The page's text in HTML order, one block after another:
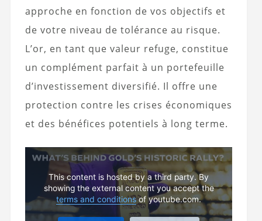
approche en fonction de vos objectifs et
de votre niveau de tolérance au risque.
L’or, en tant que valeur refuge, constitue
un complément parfait à un portefeuille
d’investissement diversifié. Il offre une
protection contre les crises économiques
et des bénéfices potentiels à long terme.
This content is hosted by a third party. By
showing the external content you accept the
terms and conditionsof youtube.com.